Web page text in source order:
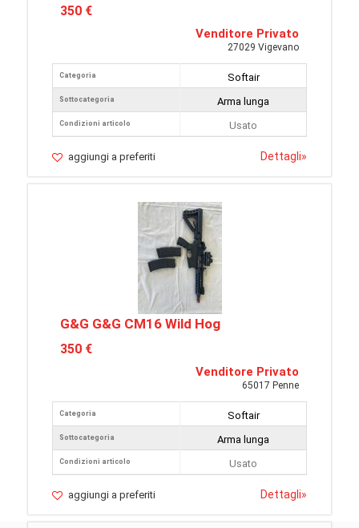
350 €
Venditore Privato
27029 Vigevano
Categoria
Sottocategoria
Condizioni articolo
Softair
Arma lunga
Usato
aggiungi a preferiti Dettagli»
G&G G&G CM16 Wild Hog
350 €
Venditore Privato
65017 Penne
Categoria
Sottocategoria
Condizioni articolo
Softair
Arma lunga
Usato
aggiungi a preferiti Dettagli»